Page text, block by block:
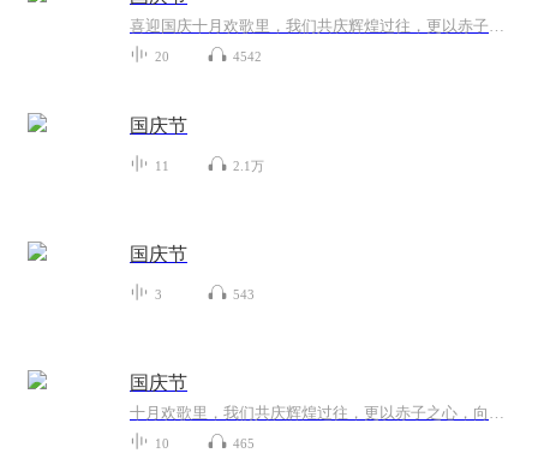
喜迎国庆十月欢歌里，我们共庆辉煌过往，更以赤子之心，向未来书写滚烫的誓言——这盛世，值得我们以热爱相拥。
20 4542
国庆节
11 2.1万
国庆节
3 543
国庆节
十月欢歌里，我们共庆辉煌过往，更以赤子之心，向未来书写滚烫的誓言——这盛世，值得我们以热爱相拥。
10 465